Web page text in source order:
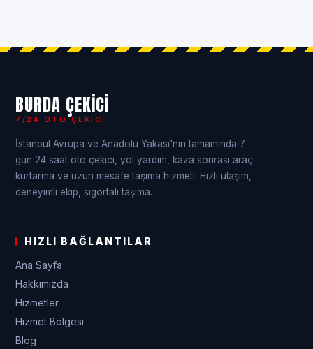
BURDA ÇEKICI
7/24 OTO ÇEKICI
İstanbul Avrupa ve Anadolu Yakası'nın tamamında 7
gün 24 saat oto çekici, yol yardım, kaza sonrası araç
kurtarma ve uzun mesafe taşıma hizmeti. Hızlı ulaşım,
deneyimli ekip, sigortalı taşıma.
HIZLI BAĞLANTILAR
Ana Sayfa
Hakkımızda
Hizmetler
Hizmet Bölgesi
Blog